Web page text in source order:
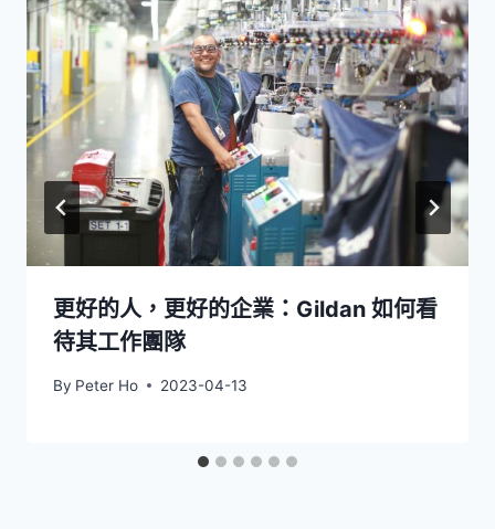
更好的人，更好的企業：Gildan 如何看
待其工作團隊
By Peter Ho 2023-04-13